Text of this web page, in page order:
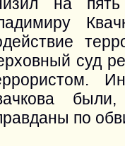
суд
по